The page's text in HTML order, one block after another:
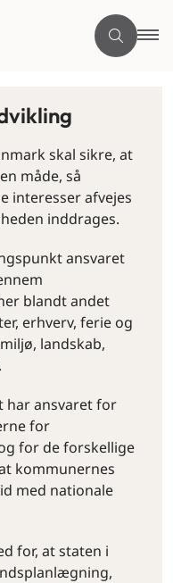
skal sikre, at
måde, så
interesser afvejes
inddrages.
ansvaret
blandt andet
erhverv, ferie og
landskab,
har ansvaret for
for
for de forskellige
kommunernes
med nationale
for, at staten i